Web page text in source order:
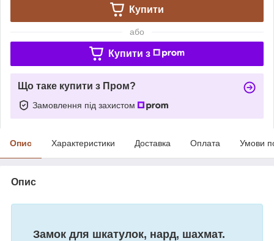
Купити
або
Купити з
Що таке купити з Пром?
Замовлення під захистом
Опис Характеристики Доставка Оплата Умови
Опис
Замок для шкатулок, нард, шахмат.